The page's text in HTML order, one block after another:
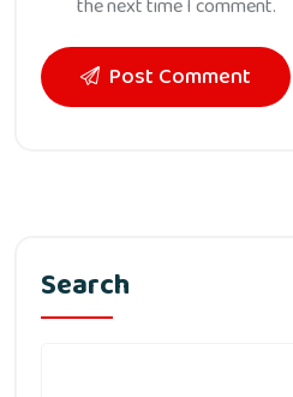
the next time I comment.
Post Comment
Search